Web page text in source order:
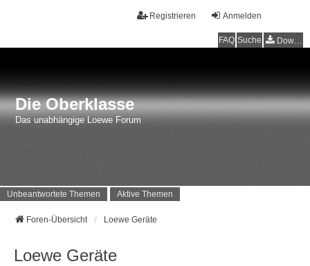
Anmelden
Registrieren
FAQ Suche Downloads
Die Oberklasse
Das unabhängige Loewe Forum
Unbeantwortete Themen Aktive Themen
Foren-Übersicht Loewe Geräte
Loewe Geräte